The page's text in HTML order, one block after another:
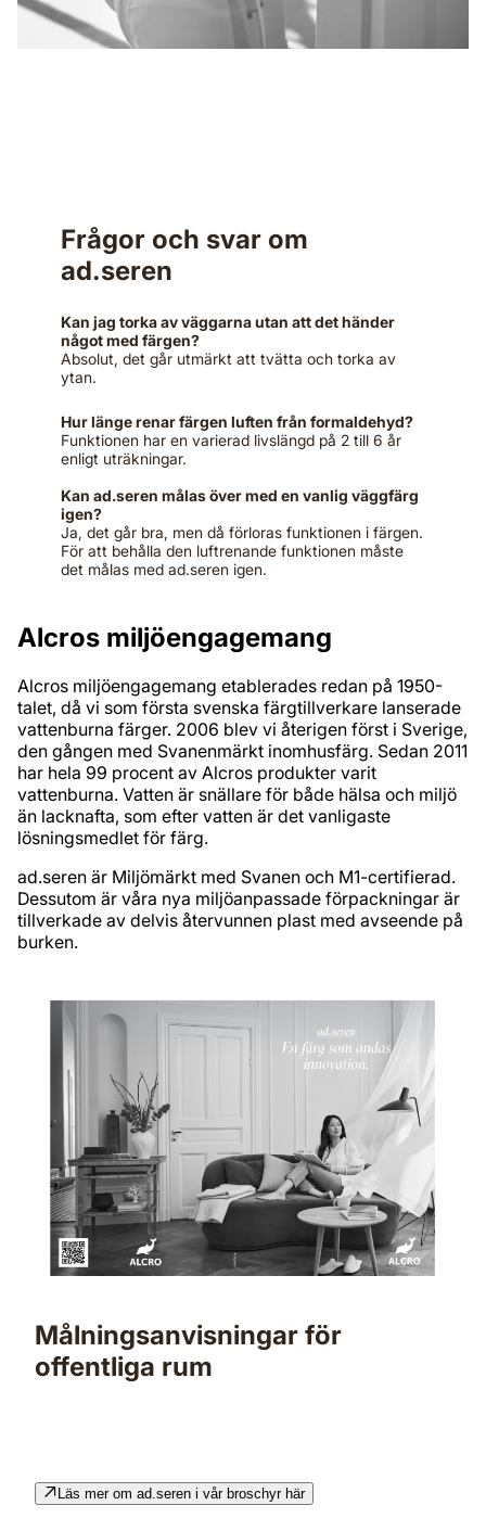
Frågor och svar om
ad.seren
Kan jag torka av väggarna utan att det händer
något med färgen?
Absolut, det går utmärkt att tvätta och torka av
ytan.
Hur länge renar färgen luften från formaldehyd?
Funktionen har en varierad livslängd på 2 till 6 år
enligt uträkningar.
Kan ad.seren målas över med en vanlig väggfärg
igen?
Ja, det går bra, men då förloras funktionen i färgen.
För att behålla den luftrenande funktionen måste
det målas med ad.seren igen.
Alcros miljöengagemang
Alcros miljöengagemang etablerades redan på 1950-
talet, då vi som första svenska färgtillverkare lanserade
vattenburna färger. 2006 blev vi återigen först i Sverige,
den gången med Svanenmärkt inomhusfärg. Sedan 2011
har hela 99 procent av Alcros produkter varit
vattenburna. Vatten är snällare för både hälsa och miljö
än lacknafta, som efter vatten är det vanligaste
lösningsmedlet för färg.
ad.seren är Miljömärkt med Svanen och M1-certifierad.
Dessutom är våra nya miljöanpassade förpackningar är
tillverkade av delvis återvunnen plast med avseende på
burken.
Målningsanvisningar för
offentliga rum
Läs mer om ad.seren i vår broschyr här